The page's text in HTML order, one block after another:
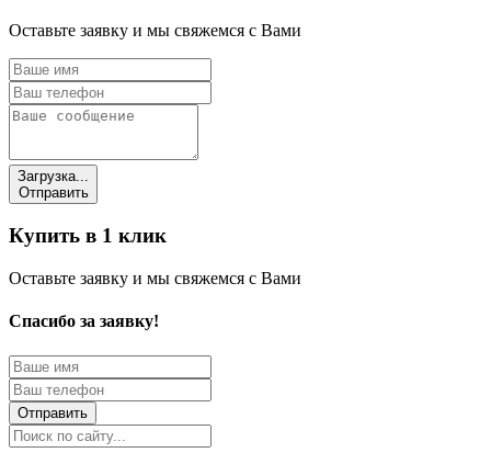
Оставьте заявку и мы свяжемся с Вами
Загрузка...
Отправить
Купить в 1 клик
Оставьте заявку и мы свяжемся с Вами
Спасибо за заявку!
Отправить